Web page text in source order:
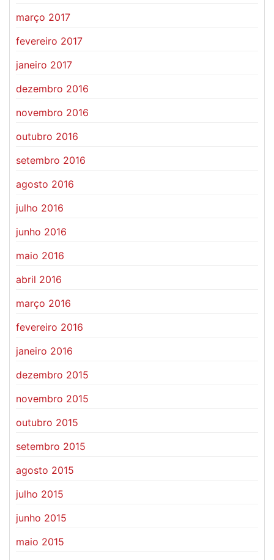
março 2017
fevereiro 2017
janeiro 2017
dezembro 2016
novembro 2016
outubro 2016
setembro 2016
agosto 2016
julho 2016
junho 2016
maio 2016
abril 2016
março 2016
fevereiro 2016
janeiro 2016
dezembro 2015
novembro 2015
outubro 2015
setembro 2015
agosto 2015
julho 2015
junho 2015
maio 2015